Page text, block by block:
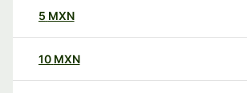
5 MXN
10 MXN